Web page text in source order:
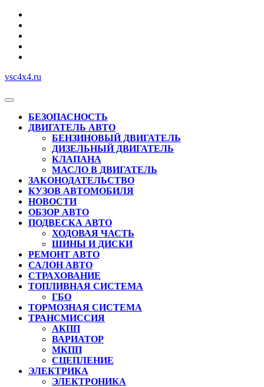
Перейти
содержимому
vsc4x4.ru
Кнопка
ОткрытьБЕЗОПАСНОСТЬ
ДВИГАТЕЛЬ АВТО
БЕНЗИНОВЫЙ ДВИГАТЕЛЬ
ДИЗЕЛЬНЫЙ ДВИГАТЕЛЬ
КЛАПАНА
МАСЛО В ДВИГАТЕЛЬ
ЗАКОНОДАТЕЛЬСТВО
КУЗОВ АВТОМОБИЛЯ
НОВОСТИ
ОБЗОР АВТО
ПОДВЕСКА АВТО
ХОДОВАЯ ЧАСТЬ
ШИНЫ И ДИСКИ
РЕМОНТ АВТО
САЛОН АВТО
СТРАХОВАНИЕ
ТОПЛИВНАЯ СИСТЕМА
ГБО
ТОРМОЗНАЯ СИСТЕМА
ТРАНСМИССИЯ
АКПП
ВАРИАТОР
МКПП
СЦЕПЛЕНИЕ
ЭЛЕКТРИКА
ЭЛЕКТРОНИКА